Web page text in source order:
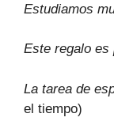
Estudiamos
Este regalo es
La tarea de
el tiempo)